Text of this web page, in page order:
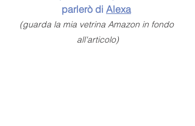
parlerò di Alexa
(guarda la mia vetrina Amazon in fondo
all'articolo)